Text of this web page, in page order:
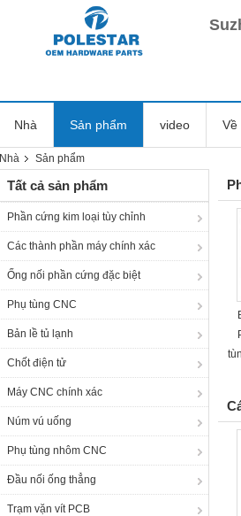
Nhà Sản phẩm video Về
Nhà Sản phẩm
Tất cả sản phẩm
Phần cứng kim loại tùy chỉnh
Các thành phần máy chính xác
Ống nối phần cứng đặc biệt
Phụ tùng CNC
Bản lề tủ lạnh
Chốt điện tử
Máy CNC chính xác
Núm vú uống
Phụ tùng nhôm CNC
Đầu nối ống thẳng
Trạm vặn vít PCB